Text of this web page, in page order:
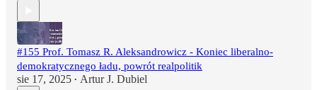
#155 Prof. Tomasz R. Aleksandrowicz - Koniec liberalno-
demokratycznego ładu, powrót realpolitik
sie 17, 2025 • Artur J. Dubiel